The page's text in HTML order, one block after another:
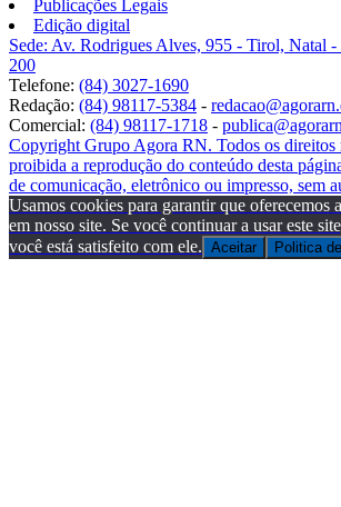
Publicações Legais
Edição digital
Sede: Av. Rodrigues Alves, 955 - Tirol, Natal
200
Telefone: (84) 3027-1690
Redação: (84) 98117-5384 -
Comercial: (84) 98117-1718 -
Copyright Grupo Agora RN. Todos os direitos
proibida a reprodução do conteúdo desta
de comunicação, eletrônico ou impresso, sem
Usamos cookies para garantir que oferecemos
em nosso site. Se você continuar a usar este
você está satisfeito com ele. Aceitar Politica